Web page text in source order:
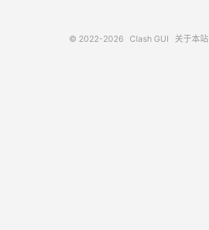
© 2022-2026 Clash GUI 关于本站